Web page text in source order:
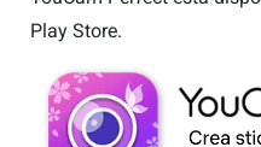
Play Store.